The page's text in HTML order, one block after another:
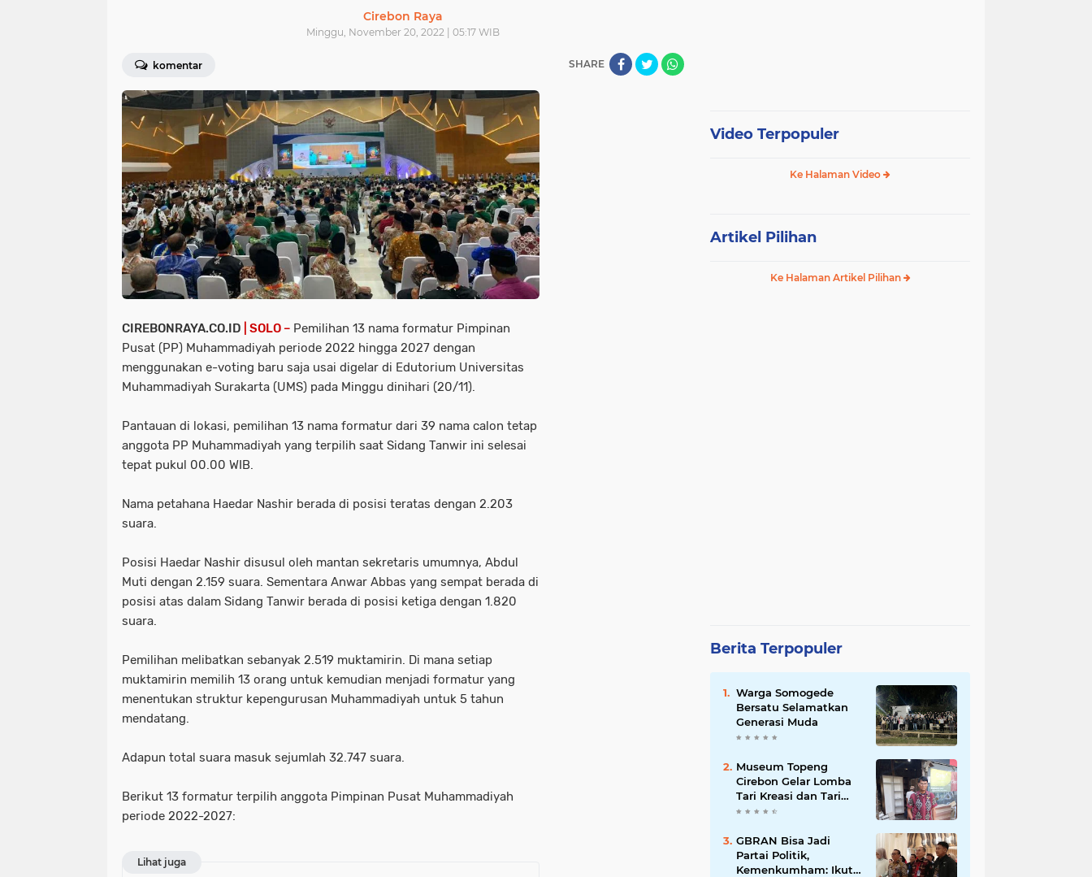
Cirebon Raya
Minggu, November 20, 2022 | 05:17 WIB
komentar SHARE
CIREBONRAYA.CO.ID | SOLO – Pemilihan 13 nama formatur Pimpinan
Pusat (PP) Muhammadiyah periode 2022 hingga 2027 dengan
menggunakan e-voting baru saja usai digelar di Edutorium Universitas
Muhammadiyah Surakarta (UMS) pada Minggu dinihari (20/11).
Pantauan di lokasi, pemilihan 13 nama formatur dari 39 nama calon tetap
anggota PP Muhammadiyah yang terpilih saat Sidang Tanwir ini selesai
tepat pukul 00.00 WIB.
Nama petahana Haedar Nashir berada di posisi teratas dengan 2.203
suara.
Posisi Haedar Nashir disusul oleh mantan sekretaris umumnya, Abdul
Muti dengan 2.159 suara. Sementara Anwar Abbas yang sempat berada di
posisi atas dalam Sidang Tanwir berada di posisi ketiga dengan 1.820
suara.
Pemilihan melibatkan sebanyak 2.519 muktamirin. Di mana setiap
muktamirin memilih 13 orang untuk kemudian menjadi formatur yang
menentukan struktur kepengurusan Muhammadiyah untuk 5 tahun
mendatang.
Adapun total suara masuk sejumlah 32.747 suara.
Berikut 13 formatur terpilih anggota Pimpinan Pusat Muhammadiyah
periode 2022-2027:
Lihat juga
Video Terpopuler
Ke Halaman Video
Artikel Pilihan
Ke Halaman Artikel Pilihan
Berita Terpopuler
Warga Somogede
Bersatu Selamatkan
Generasi Muda
Museum Topeng
Cirebon Gelar Lomba
Tari Kreasi dan Tari
Topeng, Perebutkan
GBRAN Bisa Jadi
Partai Politik,
Kemenkumham: Ikuti